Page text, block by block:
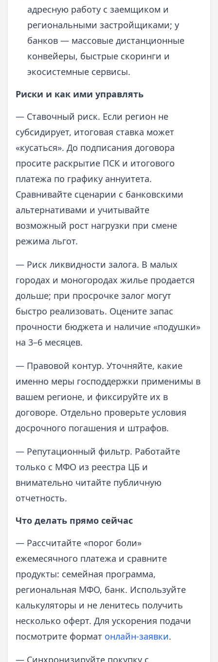
адресную работу с заемщиком и
региональными застройщиками; у
банков — массовые дистанционные
конвейеры, быстрые скоринги и
экосистемные сервисы.
Риски и как ими управлять
— Ставочный риск. Если регион не
субсидирует, итоговая ставка может
«кусаться». До подписания договора
просите раскрытие ПСК и итогового
платежа по графику аннуитета.
Сравнивайте сценарии с банковскими
альтернативами и учитывайте
возможный рост нагрузки при смене
режима льгот.
— Риск ликвидности залога. В малых
городах и моногородах жилье продается
дольше; при просрочке залог могут
быстро реализовать. Оцените запас
прочности бюджета и наличие «подушки»
на 3–6 месяцев.
— Правовой контур. Уточняйте, какие
именно меры господдержки применимы в
вашем регионе, и фиксируйте их в
договоре. Отдельно проверьте условия
досрочного погашения и штрафов.
— Репутационный фильтр. Работайте
только с МФО из реестра ЦБ и
внимательно читайте публичную
отчетность.
Что делать прямо сейчас
— Рассчитайте «порог боли»
ежемесячного платежа и сравните
продукты: семейная программа,
региональная МФО, банк. Используйте
калькуляторы и не ленитесь получить
несколько оферт. Для ускорения подачи
посмотрите формат онлайн-заявки.
— Синхронизируйте покупку с